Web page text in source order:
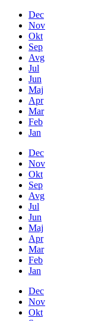
Dec
Nov
Okt
Sep
Avg
Jul
Jun
Maj
Apr
Mar
Feb
Jan
Dec
Nov
Okt
Sep
Avg
Jul
Jun
Maj
Apr
Mar
Feb
Jan
Dec
Nov
Okt